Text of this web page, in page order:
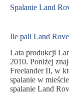
Spalanie Land
Ile pali Land
Lata produkcji
2010. Poniżej
Freelander II, w
spalanie w
spalanie Land